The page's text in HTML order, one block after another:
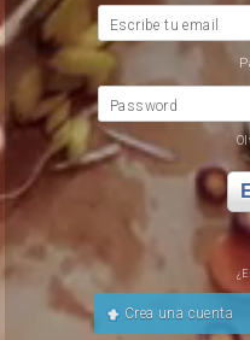
Escribe tu email
Password
Crea una cuenta